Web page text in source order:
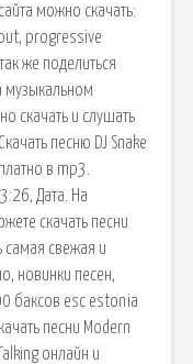
можно скачать:
progressive
же поделиться
музыкальном
скачать и слушать
песню DJ Snake
в mp3.
Дата. На
скачать песни
самая свежая и
новинки песен,
баксов esc estonia
песни Modern
онлайн и